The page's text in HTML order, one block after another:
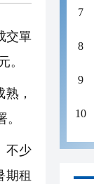
交單
。
，
不少
期租